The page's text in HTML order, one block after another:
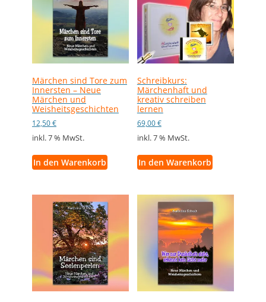
Märchen sind Tore zum
Innersten – Neue
Märchen und
Weisheitsgeschichten
12,50€
inkl. 7 % MwSt.
In den Warenkorb
Schreibkurs:
Märchenhaft und
kreativ schreiben
lernen
69,00€
inkl. 7 % MwSt.
In den Warenkorb